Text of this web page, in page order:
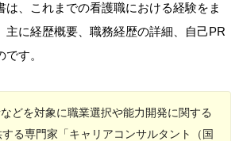
は、これまでの看護職における経験をま
主に経歴概要、職務経歴の詳細、自己PR
す。
どを対象に職業選択や能力開発に関する
る専門家「キャリアコンサルタント（国